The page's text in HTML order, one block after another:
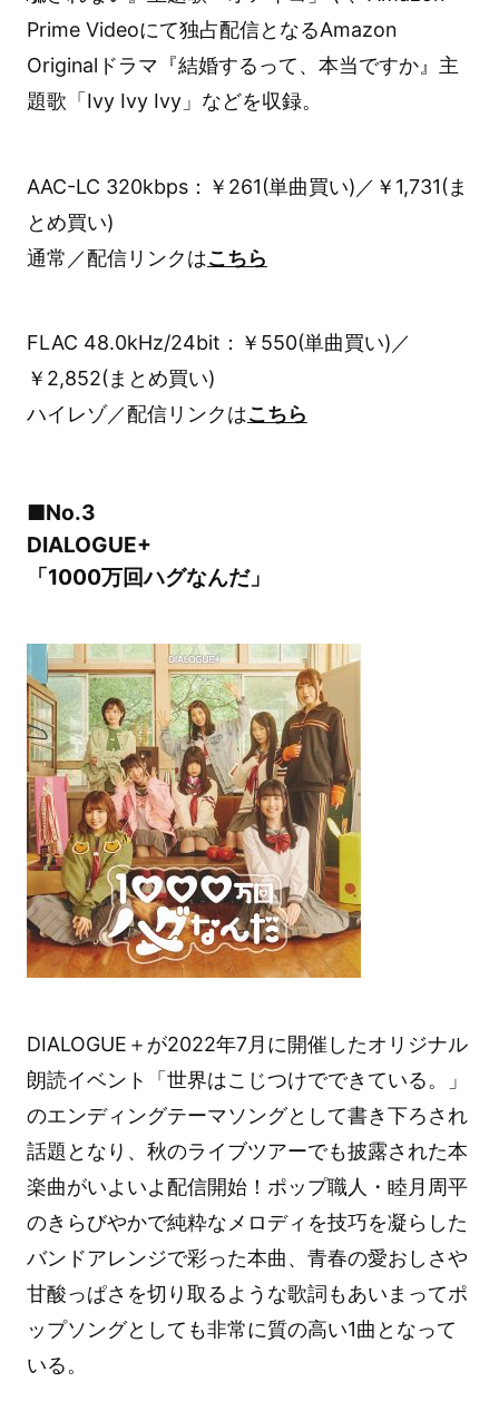
Prime Videoにて独占配信となるAmazon
Originalドラマ『結婚するって、本当ですか』主
題歌「Ivy Ivy Ivy」などを収録。
AAC-LC 320kbps：￥261(単曲買い)／￥1,731(ま
とめ買い)
通常／配信リンクはこちら
FLAC 48.0kHz/24bit：￥550(単曲買い)／
￥2,852(まとめ買い)
ハイレゾ／配信リンクはこちら
■No.3
DIALOGUE+
「1000万回ハグなんだ」
DIALOGUE＋が2022年7月に開催したオリジナル
朗読イベント「世界はこじつけでできている。」
のエンディングテーマソングとして書き下ろされ
話題となり、秋のライブツアーでも披露された本
楽曲がいよいよ配信開始！ポップ職人・睦月周平
のきらびやかで純粋なメロディを技巧を凝らした
バンドアレンジで彩った本曲、青春の愛おしさや
甘酸っぱさを切り取るような歌詞もあいまってポ
ップソングとしても非常に質の高い1曲となって
いる。